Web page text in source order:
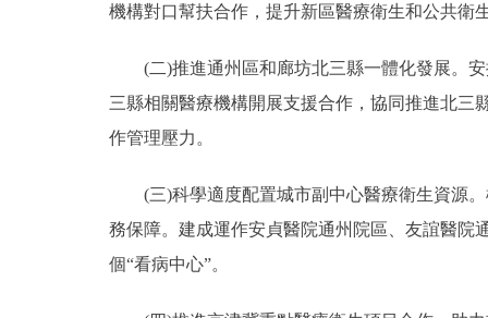
機構對口幫扶合作，提升新區醫療衛生和公共衛
(二)推進通州區和廊坊北三縣一體化發展。安
三縣相關醫療機構開展支援合作，協同推進北三
作管理壓力。
(三)科學適度配置城市副中心醫療衛生資源。
務保障。建成運作安貞醫院通州院區、友誼醫院
個“看病中心”。